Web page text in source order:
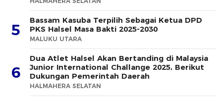
5
Bassam Kasuba Terpilih Sebagai Ketua DPD
PKS Halsel Masa Bakti 2025-2030
MALUKU UTARA
6
Dua Atlet Halsel Akan Bertanding di Malaysia
Junior International Challange 2025, Berikut
Dukungan Pemerintah Daerah
HALMAHERA SELATAN